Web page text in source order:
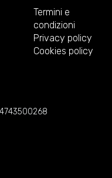
Termini e
condizioni
Privacy policy
Cookies policy